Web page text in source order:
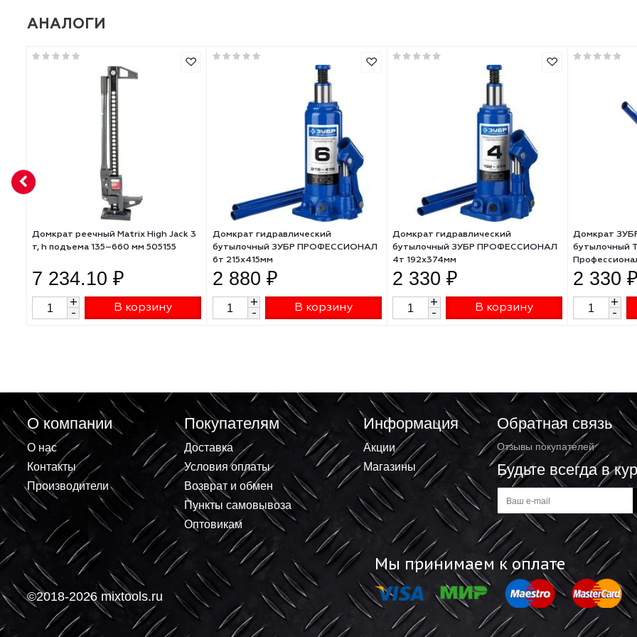
Высота подъема, мм
Рабочий ход, мм 135
Тип товара
АНАЛОГИ
Домкрат реечный Matrix High Jack 3
т, h подъема 135–660 мм 505155
7 234.10 ₽
-
+ В корзину
Домкрат гидравлический
бутылочный ЗУБР ПРОФЕССИОНАЛ
6т 215x415мм
2 880 ₽
- В корзину
Домкрат гидравлический
бутылочный ЗУБР ПРОФЕССИОНАЛ
4т 192x374мм
2 330 ₽
- В корзину
О компании Покупателям Информация Обратная